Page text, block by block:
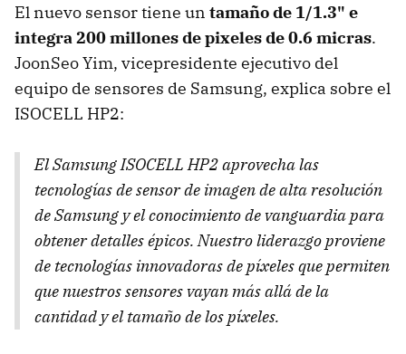
El nuevo sensor tiene un tamaño de 1/1.3" e
integra 200 millones de pixeles de 0.6 micras.
JoonSeo Yim, vicepresidente ejecutivo del
equipo de sensores de Samsung, explica sobre el
ISOCELL HP2:
El Samsung ISOCELL HP2 aprovecha las
tecnologías de sensor de imagen de alta resolución
de Samsung y el conocimiento de vanguardia para
obtener detalles épicos. Nuestro liderazgo proviene
de tecnologías innovadoras de píxeles que permiten
que nuestros sensores vayan más allá de la
cantidad y el tamaño de los píxeles.